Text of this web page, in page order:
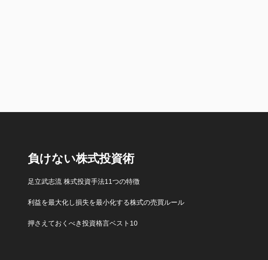
負けない株式投資術
足立武志流 株式投資手法11つの特徴
利益を最大化し損失を最小化する株式の売買ルール
押さえておくべき投資格言ベスト10